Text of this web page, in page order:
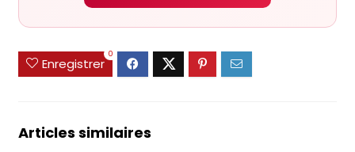
Enregistrer
0
Articles similaires